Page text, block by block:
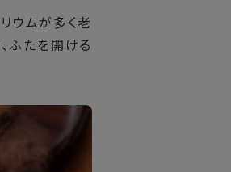
ウムが多く老
ふたを開ける